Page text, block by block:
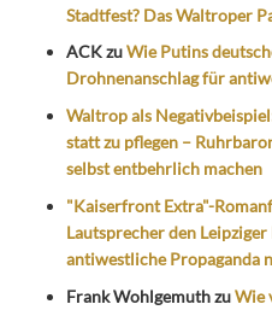
Stadtfest? Das Waltroper
ACKzuWie Putins
Drohnenanschlag für
Waltrop als
statt zu pflegen –
selbst entbehrlich machen
"Kaiserfront Extra"-
Lautsprecher den
antiwestliche Propaganda
Frank WohlgemuthzuWie